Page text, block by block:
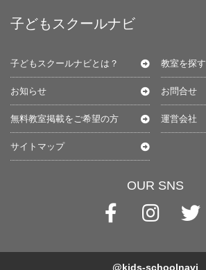
子どもスクールナビ
子どもスクールナビとは？ 教室を探す
お知らせ お問合せ
無料教室掲載をご希望の方 運営会社
サイトマップ
OUR SNS
@kids-schoolnavi